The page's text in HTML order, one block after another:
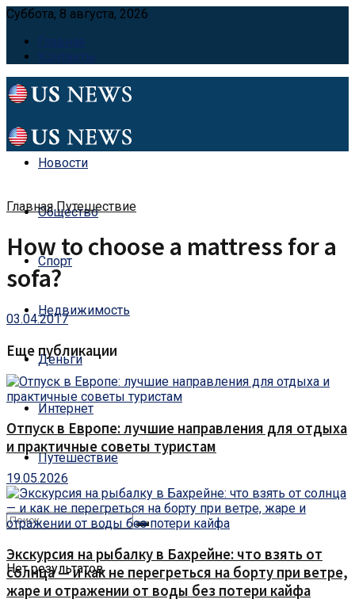
Суббота, 8 августа, 2026
Главная
Контакты
Новости
Общество
Спорт
Недвижимость
Деньги
Интернет
Путешествие
Нет результатов
Главная Путешествие
How to choose a mattress for a
sofa?
03.04.2017
Еще публикации
Отпуск в Европе: лучшие направления для отдыха
и практичные советы туристам
19.05.2026
Экскурсия на рыбалку в Бахрейне: что взять от
солнца — и как не перегреться на борту при ветре,
жаре и отражении от воды без потери кайфа